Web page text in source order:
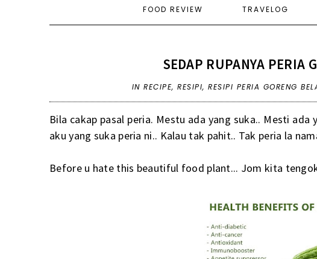
FOOD REVIEW TRAVELOG
SEDAP RUPANYA PERIA
INRECIPE,RESIPI,RESIPI PERIA GORENG
Bila cakap pasal peria. Mestu ada yang suka.. Mesti
aku yang suka peria ni.. Kalau tak pahit.. Tak peria la
Before u hate this beautiful food plant... Jom kita